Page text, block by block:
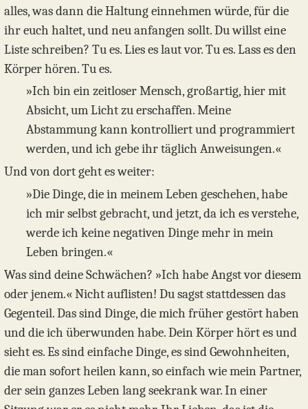
alles, was dann die Haltung einnehmen würde, für die
ihr euch haltet, und neu anfangen sollt. Du willst eine
Liste schreiben? Tu es. Lies es laut vor. Tu es. Lass es den
Körper hören. Tu es.
»Ich bin ein zeitloser Mensch, großartig, hier mit
Absicht, um Licht zu erschaffen. Meine
Abstammung kann kontrolliert und programmiert
werden, und ich gebe ihr täglich Anweisungen.«
Und von dort geht es weiter:
»Die Dinge, die in meinem Leben geschehen, habe
ich mir selbst gebracht, und jetzt, da ich es verstehe,
werde ich keine negativen Dinge mehr in mein
Leben bringen.«
Was sind deine Schwächen? »Ich habe Angst vor diesem
oder jenem.« Nicht auflisten! Du sagst stattdessen das
Gegenteil. Das sind Dinge, die mich früher gestört haben
und die ich überwunden habe. Dein Körper hört es und
sieht es. Es sind einfache Dinge, es sind Gewohnheiten,
die man sofort heilen kann, so einfach wie mein Partner,
der sein ganzes Leben lang seekrank war. In einer